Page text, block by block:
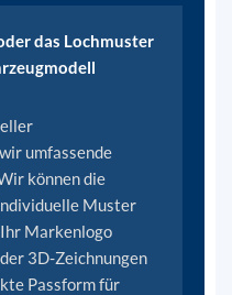
das Lochmuster
umfassende
können die
Muster
Markenlogo
3D-Zeichnungen
Passform für